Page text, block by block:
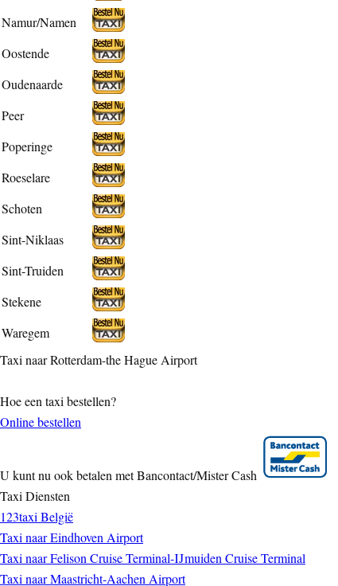
Namur/Namen
Oostende
Oudenaarde
Peer
Poperinge
Roeselare
Schoten
Sint-Niklaas
Sint-Truiden
Stekene
Waregem
Taxi naar Rotterdam-the Hague Airport
Hoe een taxi bestellen?
Online bestellen
U kunt nu ook betalen met Bancontact/Mister Cash
Taxi Diensten
123taxi België
Taxi naar Eindhoven Airport
Taxi naar Felison Cruise Terminal-IJmuiden Cruise Terminal
Taxi naar Maastricht-Aachen Airport